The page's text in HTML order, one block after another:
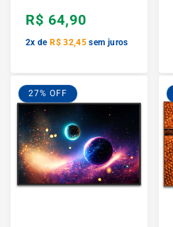
R$ 64,90
2x de R$ 32,45 sem juros
27% OFF